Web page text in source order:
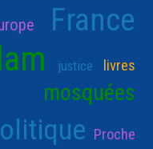
France
justice livres
mosquées
Proche